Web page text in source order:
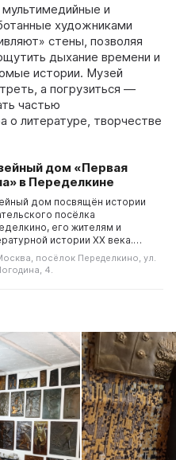
и
художниками
стены, позволяя
дыхание времени и
истории. Музей
а погрузиться —
частью
литературе, творчестве
дом «Первая
в Переделкине
дом посвящён истории
посёлка
его жителям и
истории XX века.
строятся вокруг
документов,
и разговоров
посёлок Переделкино, ул.
4.